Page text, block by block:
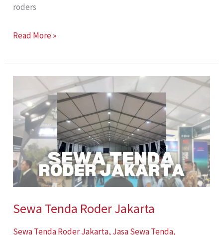
roders
Read More »
Sewa Tenda Roder Jakarta
Sewa Tenda Roder Jakarta, Jasa Sewa Tenda,
Tenda
Roder
Jakarta